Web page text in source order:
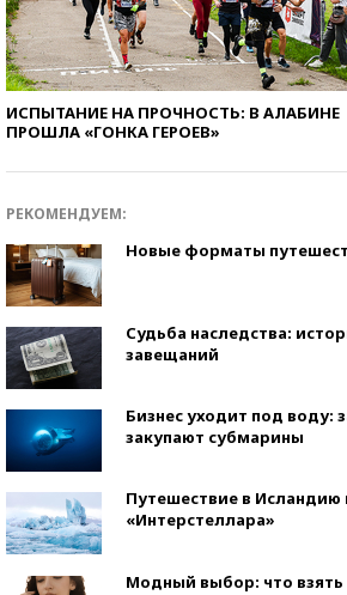
ИСПЫТАНИЕ НА ПРОЧНОСТЬ: В АЛАБИНЕ
ПРОШЛА «ГОНКА ГЕРОЕВ»
РЕКОМЕНДУЕМ:
Новые форматы
Судьба наследства:
завещаний
Бизнес уходит под воду:
закупают субмарины
Путешествие в Исландию
«Интерстеллара»
Модный выбор: что взять